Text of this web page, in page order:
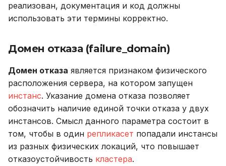
реализован, документация и код должны
использовать эти термины корректно.
Домен отказа (failure_domain)
Домен отказа является признаком физического
расположения сервера, на котором запущен
инстанс. Указание домена отказа позволяет
обозначить наличие единой точки отказа у двух
инстансов. Смысл данного параметра состоит в
том, чтобы в один репликасет попадали инстансы
из разных физических локаций, что повышает
отказоустойчивость кластера.